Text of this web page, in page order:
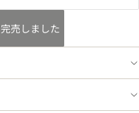
完売しました